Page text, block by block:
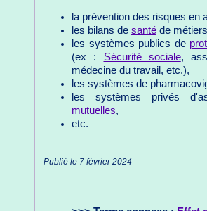
la prévention des risques en
les bilans de santé de
les systèmes publics de
(ex : Sécurité sociale,
médecine du travail, etc.),
les systèmes de
les systèmes privés
mutuelles,
etc.
Publié le 7 février 2024